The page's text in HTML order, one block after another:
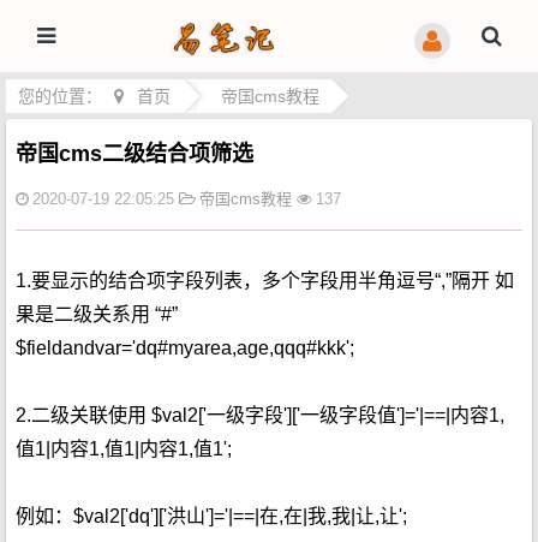
您的位置： 首页 > 帝国cms教程
帝国cms二级结合项筛选
2020-07-19 22:05:25 帝国cms教程 137
1.要显示的结合项字段列表，多个字段用半角逗号“,”隔开 如
果是二级关系用 “#”
$fieldandvar='dq#myarea,age,qqq#kkk';
2.二级关联使用 $val2['一级字段']['一级字段值']='|==|内容1,
值1|内容1,值1|内容1,值1';
例如：$val2['dq']['洪山']='|==|在,在|我,我|让,让';